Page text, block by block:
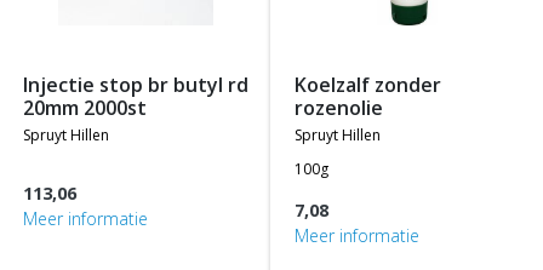
injectie stop br butyl rd
20mm 2000st
spruyt hillen
113,06
Meer informatie
koelzalf zonder
rozenolie
spruyt hillen
100g
7,08
Meer informatie